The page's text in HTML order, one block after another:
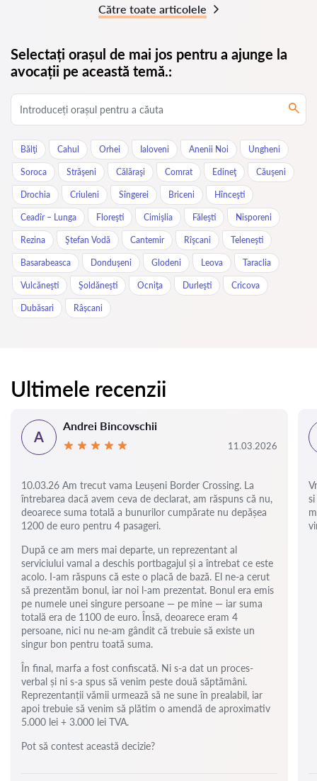
Către toate articolele
Selectați orașul de mai jos pentru a ajunge la
avocații pe această temă.:
Bălţi Cahul Orhei Ialoveni Anenii Noi Ungheni
Soroca Străşeni Călăraşi Comrat Edineţ Căuşeni
Drochia Criuleni Sîngerei Briceni Hînceşti
Ceadîr – Lunga Floreşti Cimişlia Făleşti Nisporeni
Rezina Ştefan Vodă Cantemir Rîşcani Teleneşti
Basarabeasca Donduşeni Glodeni Leova Taraclia
Vulcăneşti Şoldăneşti Ocniţa Durleşti Cricova
Dubăsari Râșcani
Ultimele recenzii
A
Andrei Bincovschii
11.03.2026
10.03.26 Am trecut vama Leușeni Border Crossing. La
întrebarea dacă avem ceva de declarat, am răspuns că nu,
deoarece suma totală a bunurilor cumpărate nu depășea
1200 de euro pentru 4 pasageri.
După ce am mers mai departe, un reprezentant al
serviciului vamal a deschis portbagajul și a întrebat ce este
acolo. I-am răspuns că este o placă de bază. El ne-a cerut
să prezentăm bonul, iar noi l-am prezentat. Bonul era emis
pe numele unei singure persoane — pe mine — iar suma
totală era de 1100 de euro. Însă, deoarece eram 4
persoane, nici nu ne-am gândit că trebuie să existe un
singur bon pentru toată suma.
În final, marfa a fost confiscată. Ni s-a dat un proces-
verbal și ni s-a spus să venim peste două săptămâni.
Reprezentanții vămii urmează să ne sune în prealabil, iar
apoi trebuie să venim să plătim o amendă de aproximativ
5.000 lei + 3.000 lei TVA.
Pot să contest această decizie?